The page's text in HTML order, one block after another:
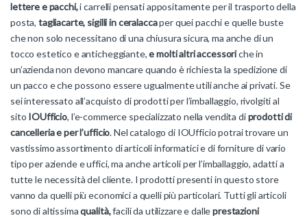
lettere e pacchi,i carrelli pensati appositamente per il trasporto della
posta,tagliacarte, sigilli in ceralaccaper quei pacchi e quelle buste
che non solo necessitano di una chiusura sicura, ma anche di un
tocco estetico e anticheggiante,e molti altri accessoriche in
un’azienda non devono mancare quando è richiesta la spedizione di
un pacco e che possono essere ugualmente utili anche ai privati. Se
sei interessato all’acquisto di prodotti per l’imballaggio, rivolgiti al
sito IOUfficio, l’e-commerce specializzato nella vendita diprodotti di
cancelleria e per l’ufficio. Nel catalogo di IOUfficio potrai trovare un
vastissimo assortimento di articoli informatici e di forniture di vario
tipo per aziende e uffici, ma anche articoli per l’imballaggio, adatti a
tutte le necessità del cliente. I prodotti presenti in questo store
vanno da quelli più economici a quelli più particolari. Tutti gli articoli
sono di altissimaqualità,facili da utilizzare e dalleprestazioni